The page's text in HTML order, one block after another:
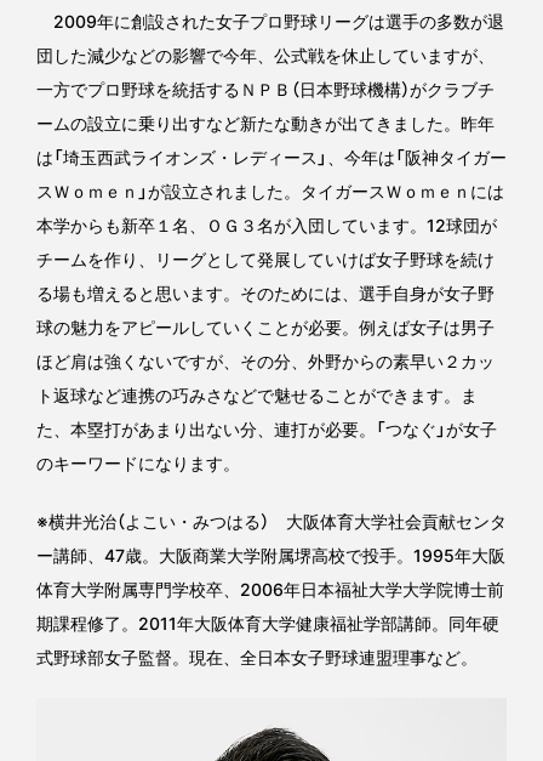
2009年に創設された女子プロ野球リーグは選手の多数が退
団した減少などの影響で今年、公式戦を休止していますが、
一方でプロ野球を統括するＮＰＢ（日本野球機構）がクラブチ
ームの設立に乗り出すなど新たな動きが出てきました。昨年
は「埼玉西武ライオンズ・レディース」、今年は「阪神タイガー
スＷｏｍｅｎ」が設立されました。タイガースＷｏｍｅｎには
本学からも新卒１名、ＯＧ３名が入団しています。12球団が
チームを作り、リーグとして発展していけば女子野球を続け
る場も増えると思います。そのためには、選手自身が女子野
球の魅力をアピールしていくことが必要。例えば女子は男子
ほど肩は強くないですが、その分、外野からの素早い２カッ
ト返球など連携の巧みさなどで魅せることができます。ま
た、本塁打があまり出ない分、連打が必要。「つなぐ」が女子
のキーワードになります。
※横井光治（よこい・みつはる） 大阪体育大学社会貢献センタ
ー講師、47歳。大阪商業大学附属堺高校で投手。1995年大阪
体育大学附属専門学校卒、2006年日本福祉大学大学院博士前
期課程修了。2011年大阪体育大学健康福祉学部講師。同年硬
式野球部女子監督。現在、全日本女子野球連盟理事など。